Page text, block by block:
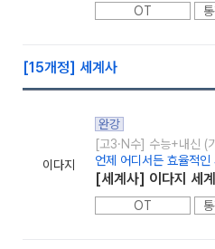
OT
[15개정] 세계사
이다지
완강
[고3·N수] 수능+내신 (
언제 어디서든 효율적인
[세계사] 이다지 세
OT